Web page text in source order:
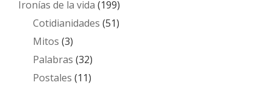
Ironías de la vida (199)
Cotidianidades (51)
Mitos (3)
Palabras (32)
Postales (11)